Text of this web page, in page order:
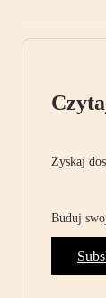
Zyskaj
Buduj